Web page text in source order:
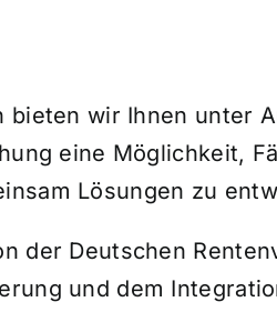
bieten wir Ihnen unter
eine Möglichkeit,
Lösungen zu
der Deutschen
und dem